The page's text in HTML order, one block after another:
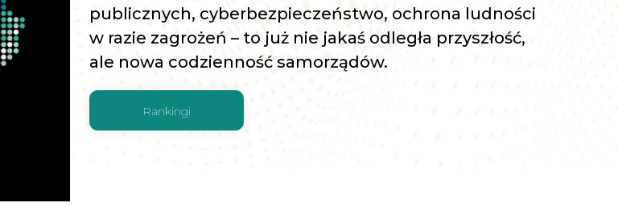
publicznych, cyberbezpieczeństwo, ochrona ludności
w razie zagrożeń – to już nie jakaś odległa przyszłość,
ale nowa codzienność samorządów.
Rankingi